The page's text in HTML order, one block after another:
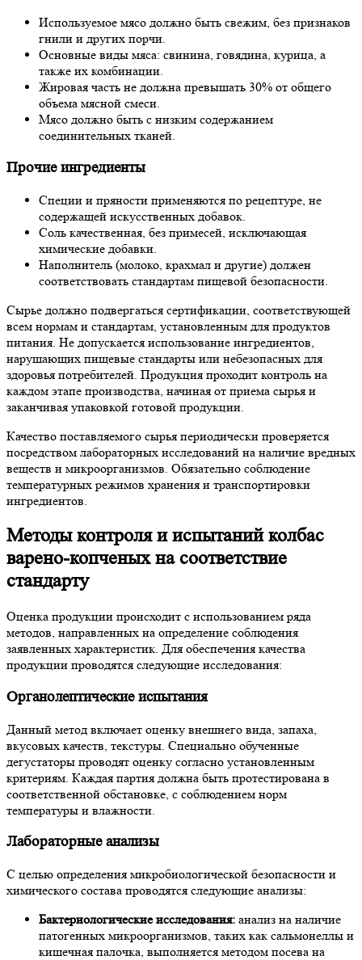
Используемое мясо должно быть свежим, без признаков
гнили и других порчи.
Основные виды мяса: свинина, говядина, курица, а
также их комбинации.
Жировая часть не должна превышать 30% от общего
объема мясной смеси.
Мясо должно быть с низким содержанием
соединительных тканей.
Прочие ингредиенты
Специи и пряности применяются по рецептуре, не
содержащей искусственных добавок.
Соль качественная, без примесей, исключающая
химические добавки.
Наполнитель (молоко, крахмал и другие) должен
соответствовать стандартам пищевой безопасности.
Сырье должно подвергаться сертификации, соответствующей
всем нормам и стандартам, установленным для продуктов
питания. Не допускается использование ингредиентов,
нарушающих пищевые стандарты или небезопасных для
здоровья потребителей. Продукция проходит контроль на
каждом этапе производства, начиная от приема сырья и
заканчивая упаковкой готовой продукции.
Качество поставляемого сырья периодически проверяется
посредством лабораторных исследований на наличие вредных
веществ и микроорганизмов. Обязательно соблюдение
температурных режимов хранения и транспортировки
ингредиентов.
Методы контроля и испытаний колбас
варено-копченых на соответствие
стандарту
Оценка продукции происходит с использованием ряда
методов, направленных на определение соблюдения
заявленных характеристик. Для обеспечения качества
продукции проводятся следующие исследования:
Органолептические испытания
Данный метод включает оценку внешнего вида, запаха,
вкусовых качеств, текстуры. Специально обученные
дегустаторы проводят оценку согласно установленным
критериям. Каждая партия должна быть протестирована в
соответственной обстановке, с соблюдением норм
температуры и влажности.
Лабораторные анализы
С целью определения микробиологической безопасности и
химического состава проводятся следующие анализы:
Бактериологические исследования: анализ на наличие
патогенных микроорганизмов, таких как сальмонеллы и
кишечная палочка, выполняется методом посева на